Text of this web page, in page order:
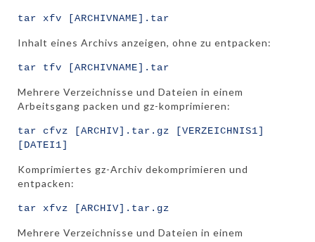
tar xfv [ARCHIVNAME].tar
Inhalt eines Archivs anzeigen, ohne zu entpacken:
tar tfv [ARCHIVNAME].tar
Mehrere Verzeichnisse und Dateien in einem
Arbeitsgang packen und gz-komprimieren:
tar cfvz [ARCHIV].tar.gz [VERZEICHNIS1]
[DATEI1]
Komprimiertes gz-Archiv dekomprimieren und
entpacken:
tar xfvz [ARCHIV].tar.gz
Mehrere Verzeichnisse und Dateien in einem